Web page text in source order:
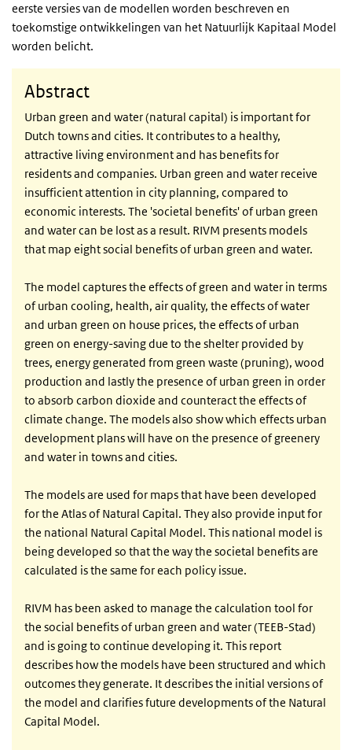
eerste versies van de modellen worden beschreven en
toekomstige ontwikkelingen van het Natuurlijk Kapitaal Model
worden belicht.
Abstract
Urban green and water (natural capital) is important for
Dutch towns and cities. It contributes to a healthy,
attractive living environment and has benefits for
residents and companies. Urban green and water receive
insufficient attention in city planning, compared to
economic interests. The 'societal benefits' of urban green
and water can be lost as a result. RIVM presents models
that map eight social benefits of urban green and water.
The model captures the effects of green and water in terms
of urban cooling, health, air quality, the effects of water
and urban green on house prices, the effects of urban
green on energy-saving due to the shelter provided by
trees, energy generated from green waste (pruning), wood
production and lastly the presence of urban green in order
to absorb carbon dioxide and counteract the effects of
climate change. The models also show which effects urban
development plans will have on the presence of greenery
and water in towns and cities.
The models are used for maps that have been developed
for the Atlas of Natural Capital. They also provide input for
the national Natural Capital Model. This national model is
being developed so that the way the societal benefits are
calculated is the same for each policy issue.
RIVM has been asked to manage the calculation tool for
the social benefits of urban green and water (TEEB-Stad)
and is going to continue developing it. This report
describes how the models have been structured and which
outcomes they generate. It describes the initial versions of
the model and clarifies future developments of the Natural
Capital Model.